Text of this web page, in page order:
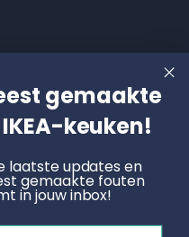
afspraak maken. Dan
gemaakte
keuken!
laatste updates en
gemaakte fouten
in jouw inbox!